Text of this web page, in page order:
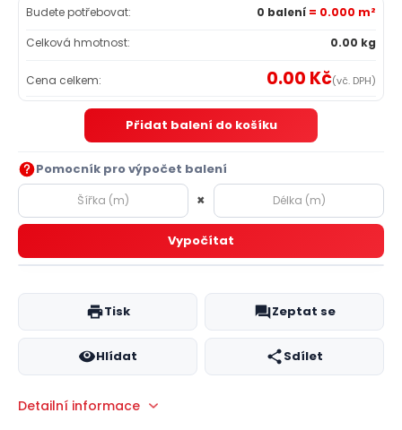
Budete potřebovat: 0 balení = 0.000 m²
Celková hmotnost:
0.00 kg
Cena celkem: 0.00 Kč(vč. DPH)
Přidat balení do košíku
Pomocník pro výpočet balení
×
Vypočítat
Tisk Zeptat se
Hlídat Sdílet
Detailní informace